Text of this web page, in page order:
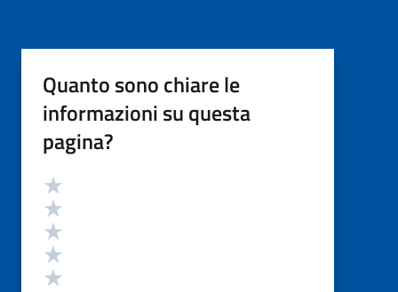
Quanto sono chiare le
informazioni su questa
pagina?
Valutazione